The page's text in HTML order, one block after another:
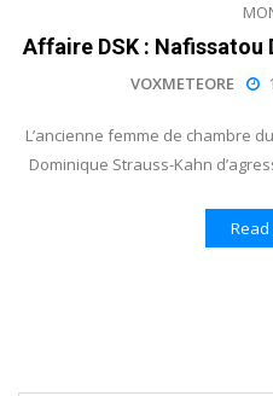
Affaire DSK :
VOXMETEORE
L’ancienne femme de chambre
Dominique Strauss-Kahn